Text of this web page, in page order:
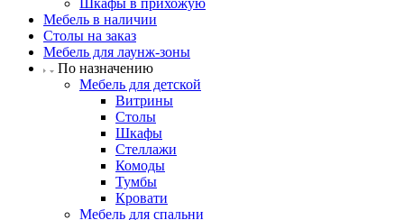
Шкафы в прихожую
Мебель в наличии
Столы на заказ
Мебель для лаунж-зоны
По назначению
Мебель для детской
Витрины
Столы
Шкафы
Стеллажи
Комоды
Тумбы
Кровати
Мебель для спальни